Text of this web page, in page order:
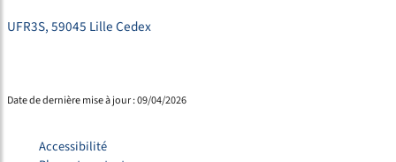
UFR3S, 59045 Lille Cedex
Date de dernière mise à jour : 09/04/2026
Accessibilité